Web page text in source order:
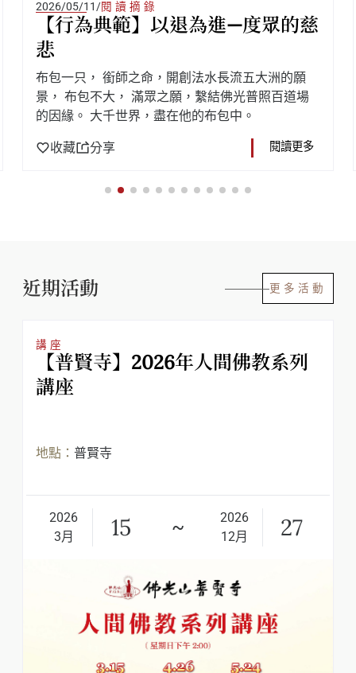
2026/05/11 /閱讀摘錄
【行為典範】以退為進—度眾的慈
悲
布包一只， 銜師之命，開創法水長流五大洲的願
景， 布包不大， 滿眾之願，繫結佛光普照百道場
的因緣。 大千世界，盡在他的布包中。
收藏 分享 閱讀更多
近期活動 更多活動
講座
【普賢寺】2026年人間佛教系列
講座
地點： 普賢寺
2026
3月
15 ~
2026
12月
27